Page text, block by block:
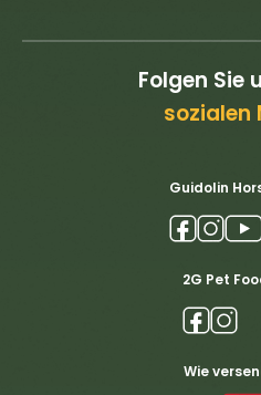
Folgen Sie
sozialen
Guidolin
2G Pet
Wie